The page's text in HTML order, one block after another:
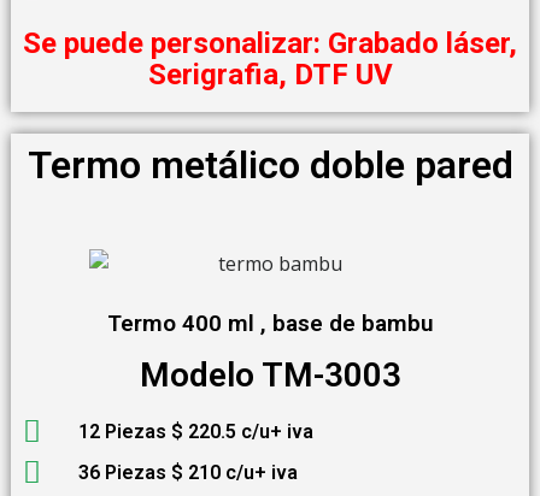
Se puede personalizar: Grabado láser,
Serigrafia, DTF UV
Termo metálico doble pared
Termo 400 ml , base de bambu
Modelo TM-3003
12 Piezas $ 220.5 c/u+ iva
36 Piezas $ 210 c/u+ iva